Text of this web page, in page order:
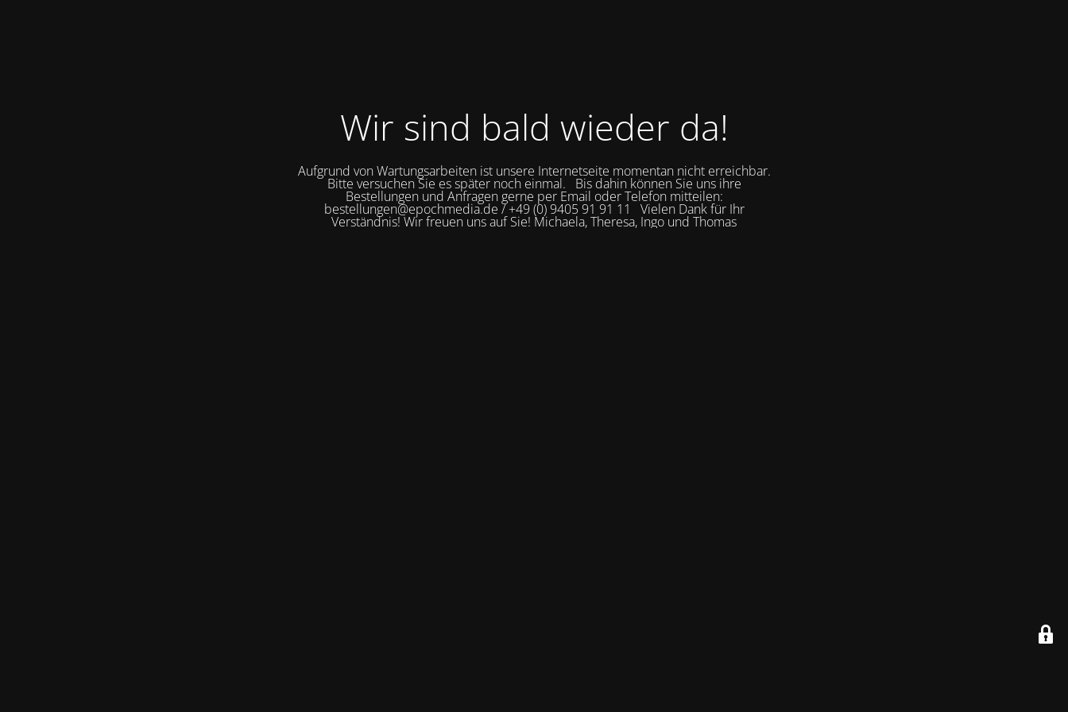
Wir sind bald wieder da!
Aufgrund von Wartungsarbeiten ist unsere Internetseite momentan nicht erreichbar.
Bitte versuchen Sie es später noch einmal. Bis dahin können Sie uns ihre
Bestellungen und Anfragen gerne per Email oder Telefon mitteilen:
bestellungen@epochmedia.de / +49 (0) 9405 91 91 11 Vielen Dank für Ihr
Verständnis! Wir freuen uns auf Sie! Michaela, Theresa, Ingo und Thomas